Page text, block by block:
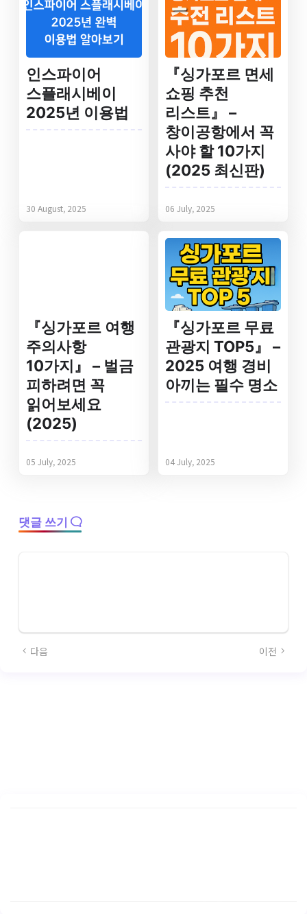
인스파이어
스플래시베이
2025년 이용법
30 August, 2025
『싱가포르 면세
쇼핑 추천
리스트』 –
창이공항에서 꼭
사야 할 10가지
(2025 최신판)
06 July, 2025
『싱가포르 여행
주의사항
10가지』 – 벌금
피하려면 꼭
읽어보세요
(2025)
05 July, 2025
『싱가포르 무료
관광지 TOP5』 –
2025 여행 경비
아끼는 필수 명소
04 July, 2025
댓글 쓰기
다음 이전